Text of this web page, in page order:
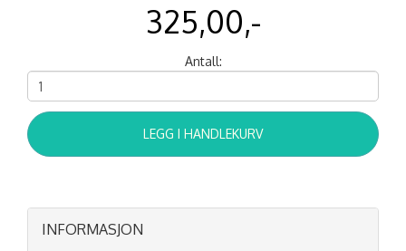
325,00,-
Antall:
LEGG I HANDLEKURV
INFORMASJON